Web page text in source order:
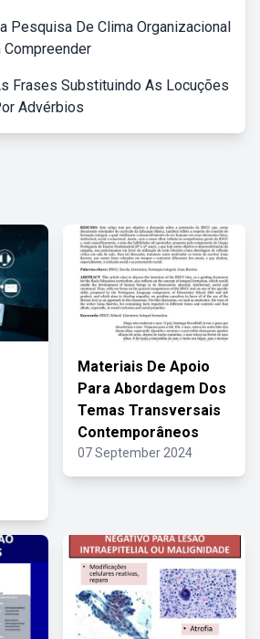
Pesquisa De Clima Organizacional
Frases Substituindo As Locuções
Advérbios
Materiais De Apoio
Para Abordagem Dos
Temas Transversais
Contemporâneos
07 September 2024